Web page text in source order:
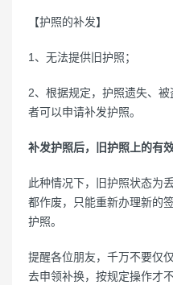
【护照的补发】
1、无法提供旧护照；
2、根据规定，护照遗失、
者可以申请补发护照。
补发护照后，旧护照上的有
此种情况下，旧护照状态为
都作废，只能重新办理新的
护照。
提醒各位朋友，千万不要仅
去申领补换，按规定操作才